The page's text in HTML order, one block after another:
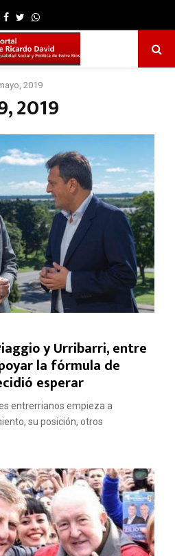
Facebook
TwitterWhatsapp
2019
2019
y Urribarri, entre
la fórmula de
esperar
entrerrianos empieza a
su posición, otros